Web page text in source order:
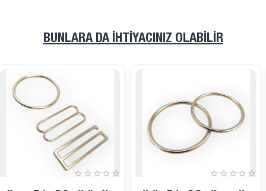
BUNLARA DA İHTIYACINIZ OLABILIR